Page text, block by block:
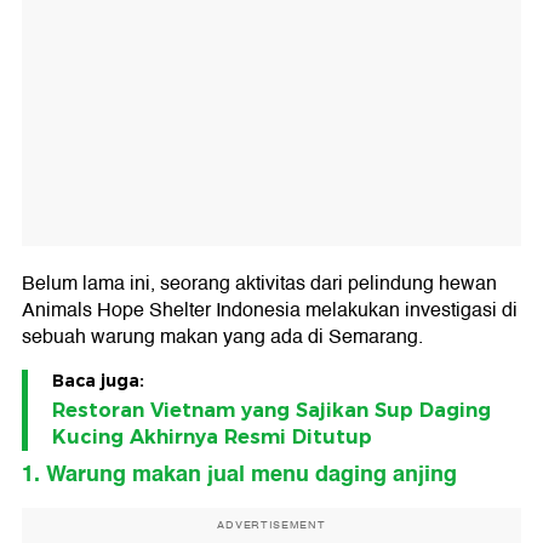
Belum lama ini, seorang aktivitas dari pelindung hewan
Animals Hope Shelter Indonesia melakukan investigasi di
sebuah warung makan yang ada di Semarang.
Baca juga:
Restoran Vietnam yang Sajikan Sup Daging
Kucing Akhirnya Resmi Ditutup
1. Warung makan jual menu daging anjing
ADVERTISEMENT